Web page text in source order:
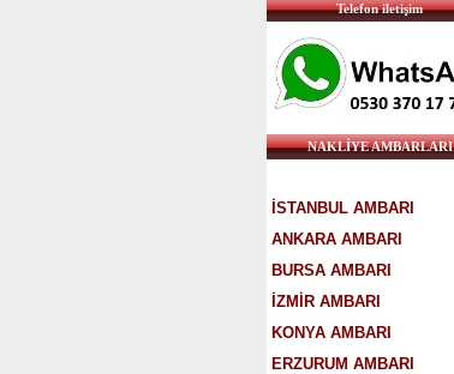
Telefon iletişim
NAKLİYE AMBARLARI
İSTANBUL AMBARI
ANKARA AMBARI
BURSA AMBARI
İZMİR AMBARI
KONYA AMBARI
ERZURUM AMBARI